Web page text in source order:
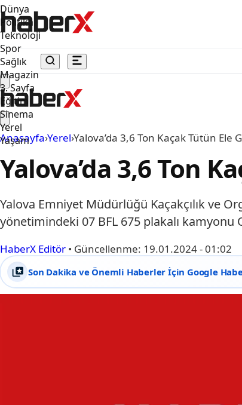
Dünya
Politika
Teknoloji
Spor
Sağlık
Magazin
3. Sayfa
Eğitim
Sinema
Yerel
Yaşam
Anasayfa›Yerel›Yalova’da 3,6 Ton Kaçak Tütün Ele
Yalova’da 3,6 Ton
Yalova Emniyet Müdürlüğü Kaçakçılık ve
yönetimindeki 07 BFL 675 plakalı
HaberX Editör • Güncellenme: 19.01.2024 - 01:02
Son Dakika ve Önemli Haberler İçin Google